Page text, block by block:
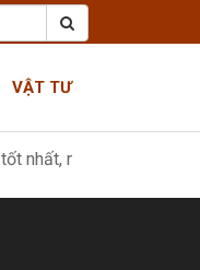
VẬT TƯ
một món quà tri ân